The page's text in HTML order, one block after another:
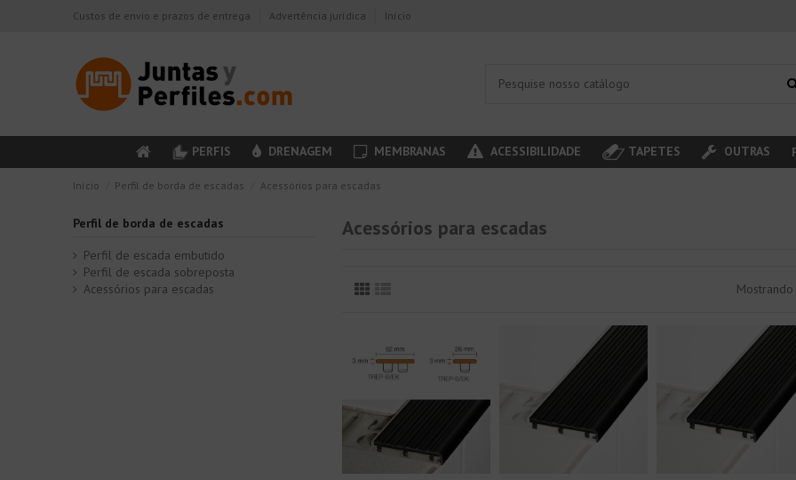
Custos de envio e prazos de entrega Advertência jurídica Início
PERFIS DRENAGEM MEMBRANAS ACESSIBILIDADE TAPETES OUTRAS
Início Perfil de borda de escadas Acessórios para escadas
Acessórios para escadas
Perfil de borda de escadas
Perfil de escada embutido
Perfil de escada sobreposta
Acessórios para escadas